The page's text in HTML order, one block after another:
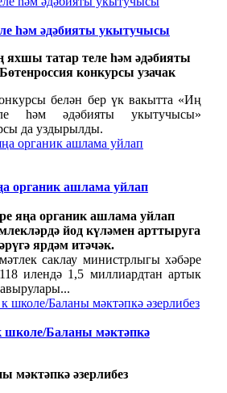
һәм әдәбияты укытучысы
яхшы татар теле һәм әдәбияты
конкурсы узачак
белән бер үк вакытта «Иң
һәм әдәбияты укытучысы»
да уздырылды.
органик ашлама уйлап
яңа органик ашлама уйлап
йод күләмен арттыруга
ярдәм итәчәк.
саклау министрлыгы хәбәре
илендә 1,5 миллиардтан артык
школе/Баланы мәктәпкә
мәктәпкә әзерлибез